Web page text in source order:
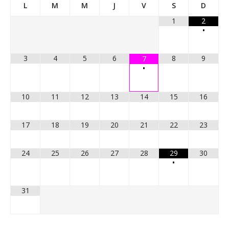
L M M J V S
D
1
2
•
3 4 5 6
7
•
8 9
10 11 12 13 14 15 16
17 18 19 20 21 22 23
24 25 26 27 28
29
•
30
31